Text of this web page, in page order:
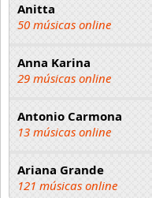
Anitta
50 músicas online
Anna Karina
29 músicas online
Antonio Carmona
13 músicas online
Ariana Grande
121 músicas online